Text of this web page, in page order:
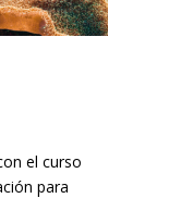
el curso
para